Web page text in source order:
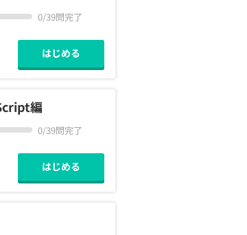
0/39問完了
はじめる
編
0/39問完了
はじめる